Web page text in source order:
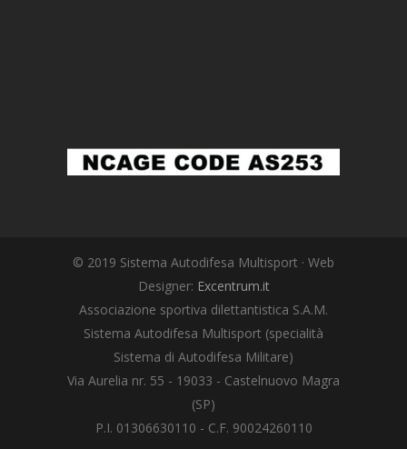
© 2019 Sistema Autodifesa Multisport · Web
Designer: Excentrum.it
Associazione sportiva dilettantistica S.A.M.
Sistema Autodifesa Multisport (specialità
Sistema di Autodifesa Militare)
Via Aurelia nr. 55 - 19033 - Castelnuovo Magra
(SP)
P.I. 01306630110 - C.F. 90024260110